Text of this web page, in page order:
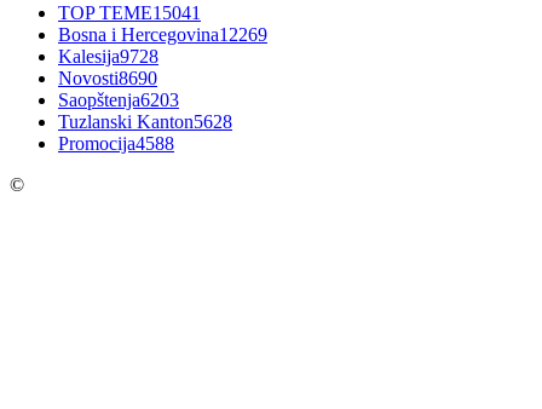
TOP TEME15041
Bosna i Hercegovina12269
Kalesija9728
Novosti8690
Saopštenja6203
Tuzlanski Kanton5628
Promocija4588
©